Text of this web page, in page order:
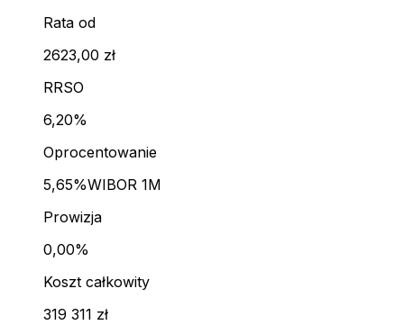
Rata od
2623,00 zł
RRSO
6,20%
Oprocentowanie
5,65%WIBOR 1M
Prowizja
0,00%
Koszt całkowity
319 311 zł